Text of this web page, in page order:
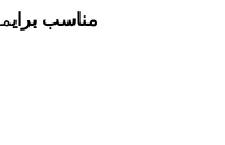
مناسب برای